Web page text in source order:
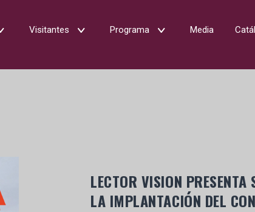
Visitantes Programa Media
LECTOR VISION
LA IMPLANTACIÓN DEL